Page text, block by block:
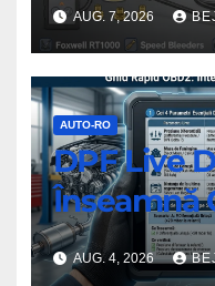
AUG. 7, 2026
AUTO-RO
DPF Live
Înseamnă
AUG. 4, 2026